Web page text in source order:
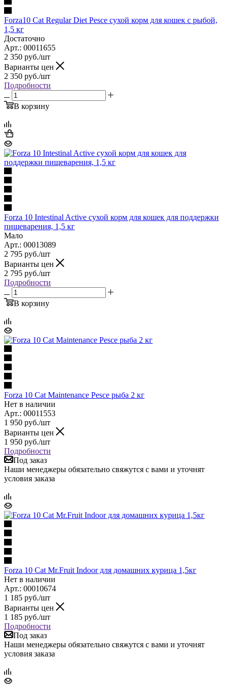
Forza10 Cat Regular Diet Pesce сухой корм для кошек с рыбой,
1,5 кг
Достаточно
Арт.: 00011655
2 350 руб./шт
Варианты цен
2 350 руб./шт
Подробности
В корзину
Forza 10 Intestinal Active сухой корм для кошек для поддержки
пищеварения, 1,5 кг
Мало
Арт.: 00013089
2 795 руб./шт
Варианты цен
2 795 руб./шт
Подробности
В корзину
Forza 10 Cat Maintenance Pesce рыба 2 кг
Нет в наличии
Арт.: 00011553
1 950 руб./шт
Варианты цен
1 950 руб./шт
Подробности
Под заказ
Наши менеджеры обязательно свяжутся с вами и уточнят
условия заказа
Forza 10 Cat Mr.Fruit Indoor для домашних курица 1,5кг
Нет в наличии
Арт.: 00010674
1 185 руб./шт
Варианты цен
1 185 руб./шт
Подробности
Под заказ
Наши менеджеры обязательно свяжутся с вами и уточнят
условия заказа